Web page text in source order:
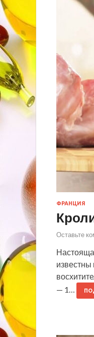
ФРАНЦИЯ
Оставьте
известны
— 1…